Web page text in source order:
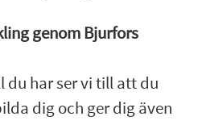
genom Bjurfors
du har ser vi till att du
dig och ger dig även